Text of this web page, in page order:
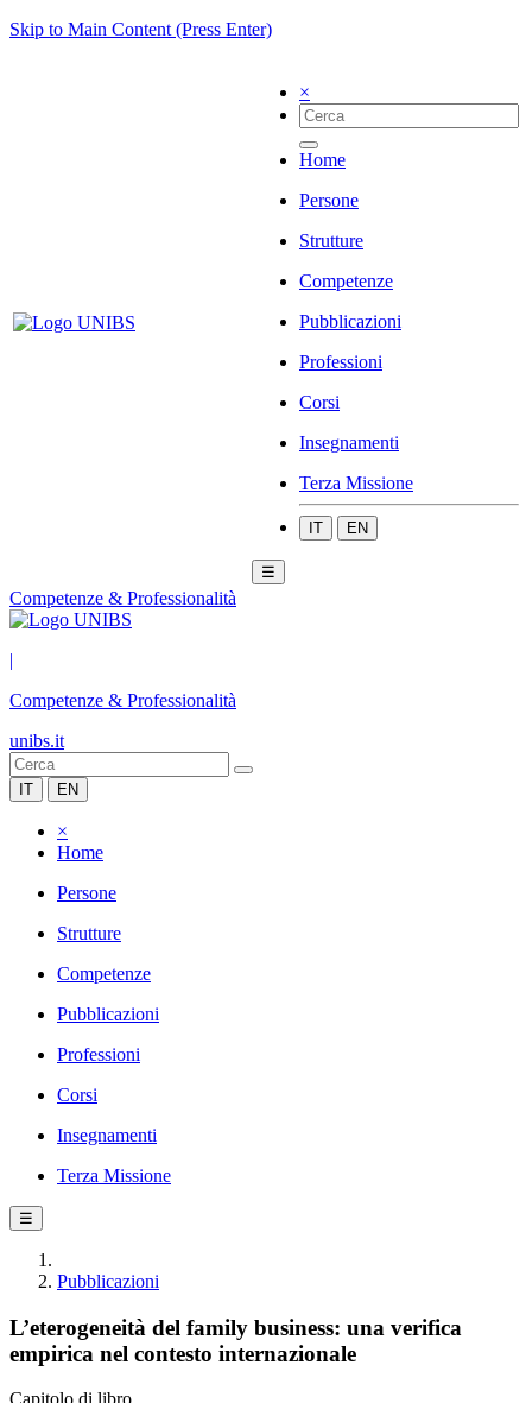
Skip to Main Content (Press Enter)
×
Home
Persone
Strutture
Competenze
Pubblicazioni
Professioni
Corsi
Insegnamenti
Terza Missione
IT EN
☰
Competenze & Professionalità
|
Competenze & Professionalità
unibs.it
IT EN
×
Home
Persone
Strutture
Competenze
Pubblicazioni
Professioni
Corsi
Insegnamenti
Terza Missione
☰
Pubblicazioni
L’eterogeneità del family business: una verifica
empirica nel contesto internazionale